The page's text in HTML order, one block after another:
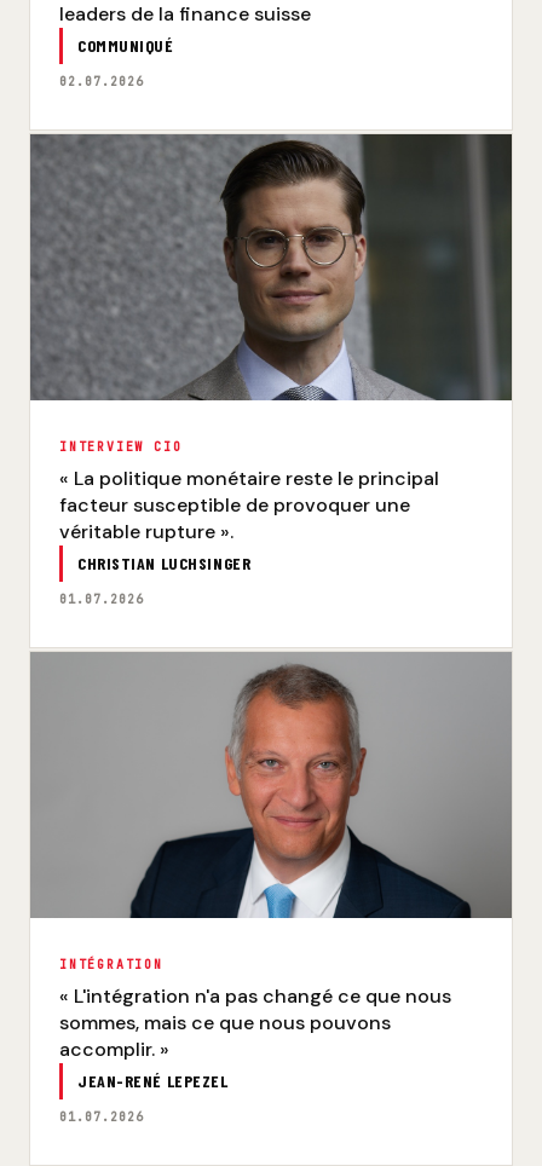
leaders de la finance suisse
COMMUNIQUÉ
02.07.2026
INTERVIEW CIO
« La politique monétaire reste le principal
facteur susceptible de provoquer une
véritable rupture ».
CHRISTIAN LUCHSINGER
01.07.2026
INTÉGRATION
« L'intégration n'a pas changé ce que nous
sommes, mais ce que nous pouvons
accomplir. »
JEAN-RENÉ LEPEZEL
01.07.2026